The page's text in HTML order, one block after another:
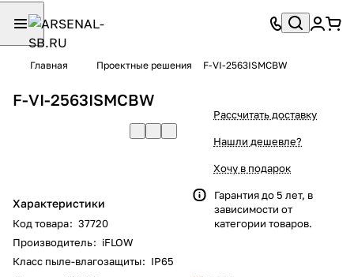
Главная Проектные решения F-VI-2563ISMCBW
F-VI-2563ISMCBW
Характеристики
Код товара: 37720
Производитель: iFLOW
Класс пыле-влагозащиты: IP65
Рассчитать доставку
Нашли дешевле?
Хочу в подарок
Гарантия до 5 лет, в
зависимости от
категории товаров.